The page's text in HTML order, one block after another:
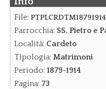
Contatti
Dove siamo/Messaggi
File:
Parrocchia: SS. Pietro e
Località: Cardeto
Tipologia: Matrimoni
Periodo: 1879-1914
Pagina: 73